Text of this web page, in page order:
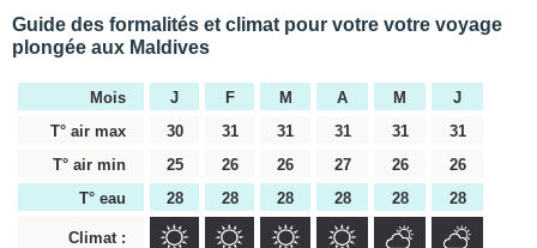
Guide des formalités et climat pour votre votre voyage
plongée aux Maldives
Mois J F M A M
J
T° air max
30 31 31 31 31
31
T° air min
25 26 26 27 26
26
T° eau
28 28 28 28 28 28
Climat :